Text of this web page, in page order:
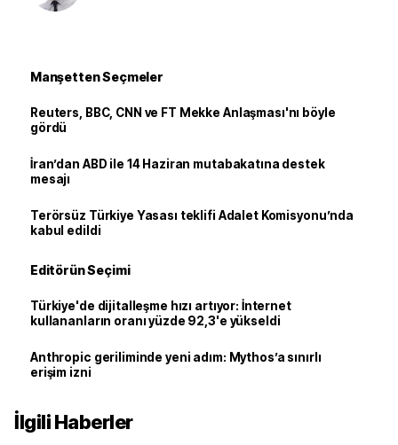
Manşetten Seçmeler
Reuters, BBC, CNN ve FT Mekke Anlaşması'nı böyle
gördü
İran’dan ABD ile 14 Haziran mutabakatına destek
mesajı
Terörsüz Türkiye Yasası teklifi Adalet Komisyonu’nda
kabul edildi
Editörün Seçimi
Türkiye'de dijitalleşme hızı artıyor: İnternet
kullananların oranı yüzde 92,3'e yükseldi
Anthropic geriliminde yeni adım: Mythos’a sınırlı
erişim izni
İlgili Haberler